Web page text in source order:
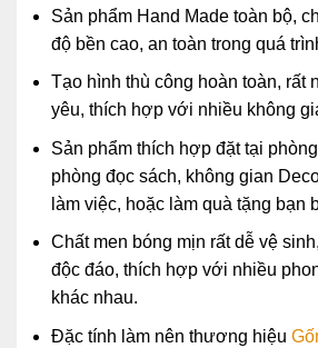
Sản phẩm Hand Made toàn bộ,
độ bền cao, an toàn trong quá
Tạo hình thù công hoàn toàn, rất
yêu, thích hợp với nhiều không
Sản phẩm thích hợp đặt tại
phòng đọc sách, không gian
làm việc, hoặc làm quà tặng bạn
Chất men bóng mịn rất dễ vệ
độc đáo, thích hợp với nhiều
khác nhau.
Đặc tính làm nên thương hiệu